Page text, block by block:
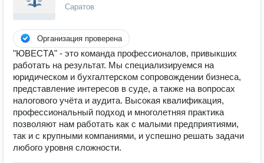
Саратов
Организация проверена
"ЮВЕСТА" - это команда профессионалов, привыкших
работать на результат. Мы специализируемся на
юридическом и бухгалтерском сопровождении бизнеса,
представление интересов в суде, а также на вопросах
налогового учёта и аудита. Высокая квалификация,
профессиональный подход и многолетняя практика
позволяют нам работать как с малыми предприятиями,
так и с крупными компаниями, и успешно решать задачи
любого уровня сложности.